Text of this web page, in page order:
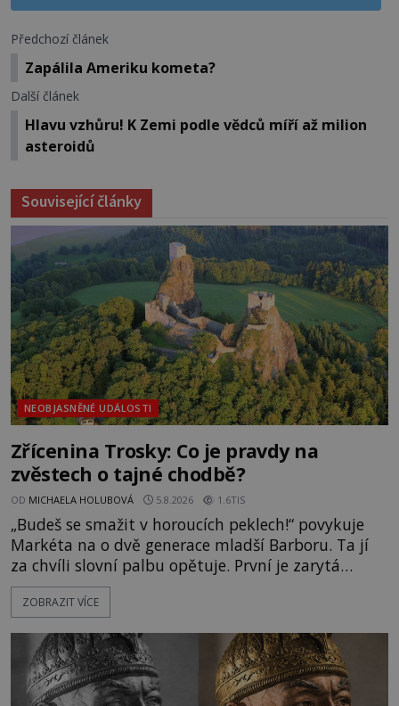
Předchozí článek
Zapálila Ameriku kometa?
Další článek
Hlavu vzhůru! K Zemi podle vědců míří až milion
asteroidů
Související články
NEOBJASNĚNÉ UDÁLOSTI
Zřícenina Trosky: Co je pravdy na
zvěstech o tajné chodbě?
OD MICHAELA HOLUBOVÁ 5.8.2026 1.6TIS
„Budeš se smažit v horoucích peklech!“ povykuje
Markéta na o dvě generace mladší Barboru. Ta jí
za chvíli slovní palbu opětuje. První je zarytá
katolička, druhá přesvědčená kališnice. A každá z
nich se usídlí na jedné z věží slavného hradu
mezi vůdce protihusitského boje. Za manželku má
skutečně jistou
ZOBRAZIT VÍCE